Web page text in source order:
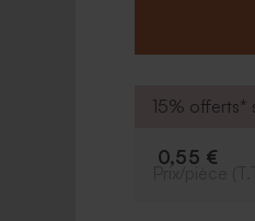
15%
0,55 €